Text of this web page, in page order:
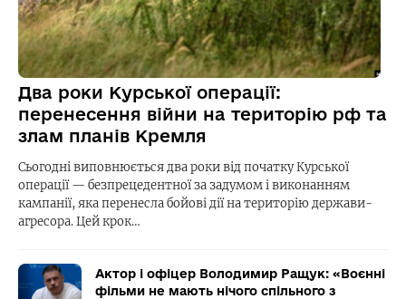
Два роки Курської операції:
перенесення війни на територію рф та
злам планів Кремля
Сьогодні виповнюється два роки від початку Курської
операції — безпрецедентної за задумом і виконанням
кампанії, яка перенесла бойові дії на територію держави-
агресора. Цей крок…
Актор і офіцер Володимир Ращук: «Воєнні
фільми не мають нічого спільного з